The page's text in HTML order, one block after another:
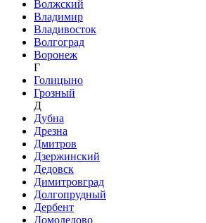
Волжский
Владимир
Владивосток
Волгоград
Воронеж
Г
Голицыно
Грозный
Д
Дубна
Дрезна
Дмитров
Дзержинский
Дедовск
Димитровград
Долгопрудный
Дербент
Домодедово